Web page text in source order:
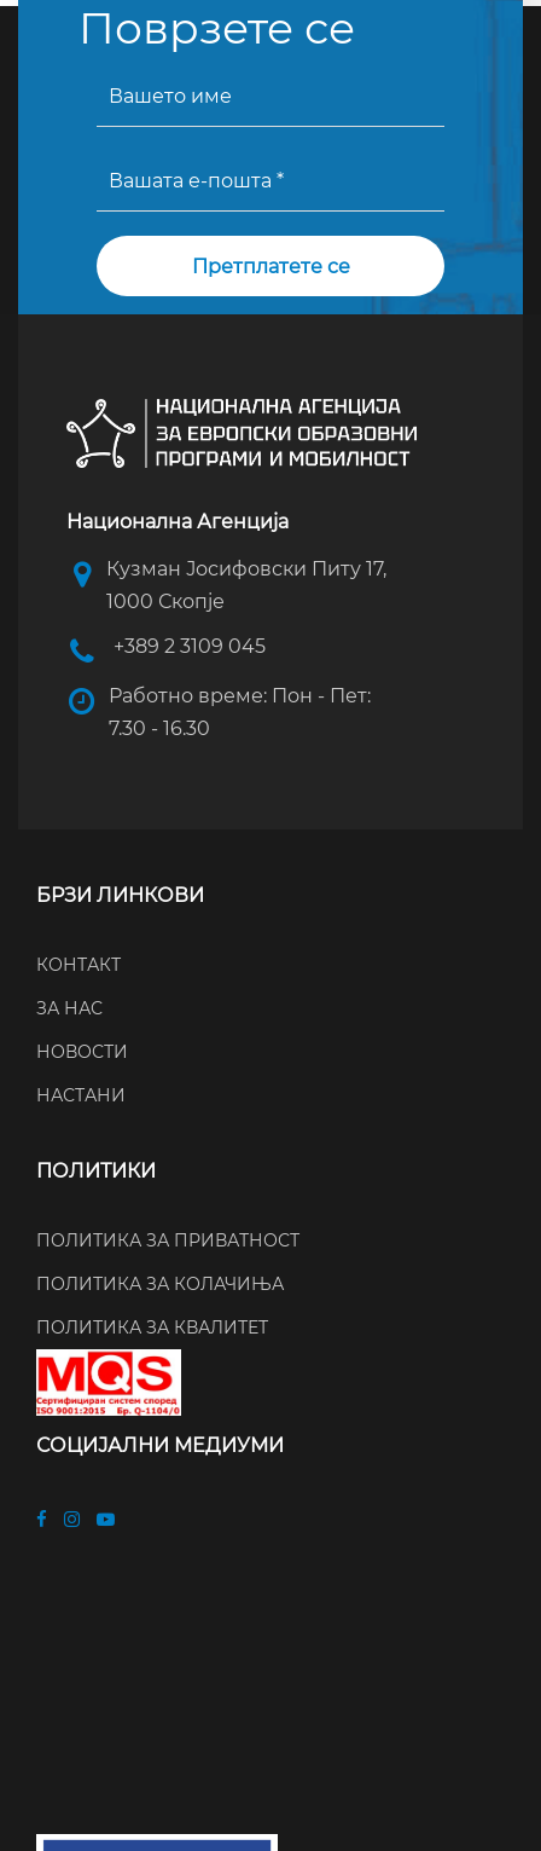
Поврзете се
Национална Агенција
Кузман Јосифовски Питу 17,
1000 Скопје
+389 2 3109 045
Работно време: Пон - Пет:
7.30 - 16.30
БРЗИ ЛИНКОВИ
КОНТАКТ
ЗА НАС
НОВОСТИ
НАСТАНИ
ПОЛИТИКИ
ПОЛИТИКА ЗА ПРИВАТНОСТ
ПОЛИТИКА ЗА КОЛАЧИЊА
ПОЛИТИКА ЗА КВАЛИТЕТ
СОЦИЈАЛНИ МЕДИУМИ